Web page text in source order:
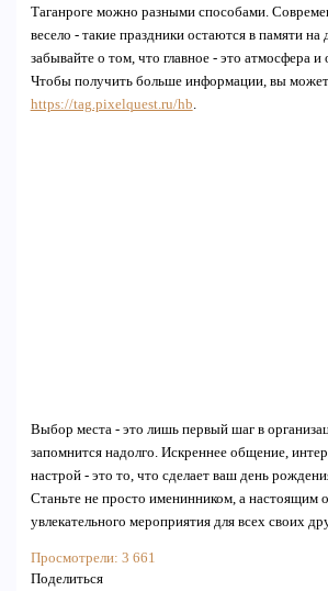
Таганроге можно разными способами.
весело - такие праздники остаются в памяти на
забывайте о том, что главное - это атмосфера
Чтобы получить больше информации, вы
https://tag.pixelquest.ru/hb
Выбор места - это лишь первый шаг в
запомнится надолго. Искреннее общение,
настрой - это то, что сделает ваш день
Станьте не просто именинником, а настоящим
увлекательного мероприятия для всех своих
Просмотрели: 3 661
Поделиться